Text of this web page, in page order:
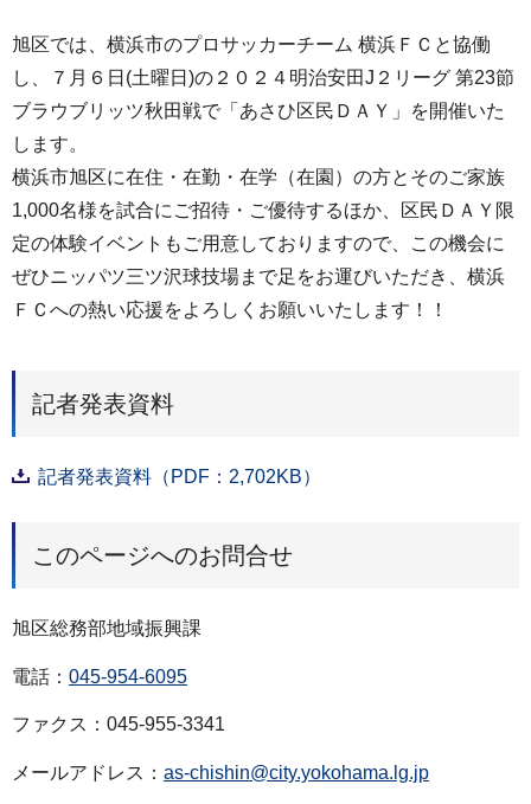
旭区では、横浜市のプロサッカーチーム 横浜ＦＣと協働
し、７月６日(土曜日)の２０２４明治安田J２リーグ 第23節
ブラウブリッツ秋田戦で「あさひ区民ＤＡＹ」を開催いた
します。
横浜市旭区に在住・在勤・在学（在園）の方とそのご家族
1,000名様を試合にご招待・ご優待するほか、区民ＤＡＹ限
定の体験イベントもご用意しておりますので、この機会に
ぜひニッパツ三ツ沢球技場まで足をお運びいただき、横浜
ＦＣへの熱い応援をよろしくお願いいたします！！
記者発表資料
記者発表資料（PDF：2,702KB）
このページへのお問合せ
旭区総務部地域振興課
電話： 045-954-6095
ファクス：045-955-3341
メールアドレス： as-chishin@city.yokohama.lg.jp